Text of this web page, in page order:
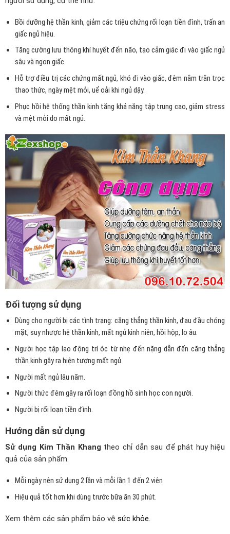
Bồi dưỡng hệ thần kinh, giảm các triệu chứng rối loạn tiền đình, trấn an
giấc ngủ hiệu.
Tăng cường lưu thông khí huyết đến não, tạo cảm giác đi vào giấc ngủ
sâu vàngon giấc.
Hỗ trợ điều trị các chứng mất ngủ, khó đi vào giấc, đêm nằm trằn trọc
thao thức, ngày mệt mỏi, uể oải khi ngủ dậy.
Phục hồi hệ thống thần kinh tăng khả năng tập trung cao, giảm stress
và mệt mỏi do mất ngủ.
Đối tượng sử dụng
Dùng cho người bị các tình trạng: căng thẳng thần kinh, đau đầu chóng
mặt, suy nhược hệ thần kinh, mất ngủ kinh niên, hồi hộp, lo âu.
Người học tập lao động trí óc từ nhẹ đến nặng dẫn đến căng thẳng
thần kinh gây ra hiện tượng mất ngủ.
Người mất ngủ lâu năm.
Người thức đêm gây ra rối loạn đồng hồ sinh học con người.
Người bị rối loạn tiền đình.
Hướng dẫn sử dụng
Sử dụng Kim Thần Khang theo chỉ dẫnsau để phát huyhiệu
quả của sản phẩm.
Mỗi ngày nên sử dụng 2 lần và mỗi lần 1 đến 2 viên
Hiệu quả tốt hơn khi dùng trướcbữa ăn 30 phút.
Xem thêm các sản phẩm bảo vệ sức khỏe.